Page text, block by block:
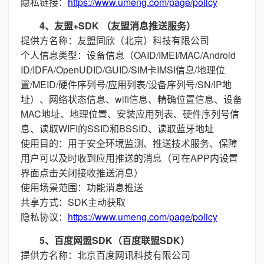
4、友盟+SDK （友盟消息推送服务）
提供方名称：友盟同欣（北京）科技有限公司
个人信息类型：设备信息（OAID/IMEI/MAC/Android
ID/IDFA/OpenUDID/GUID/SIM卡IMSI信息/地理位
置/MEID/硬件序列号/应用列表/设备序列号/SN/IP地
址）、网络状态信息、wifi信息、精确位置信息、设备
MAC地址、地理位置、安装应用列表、硬件序列号信
息、读取WIFI的SSID和BSSID、读取蓝牙地址
使用目的：用于安全环境监测、推送技术服务、保障
用户可以及时收到应用推送的消息（可在APP内设置
界面点击关闭接收推送消息）
使用场景范围：功能消息推送
共享方式：SDK主动获取
隐私协议： https://www.umeng.com/page/policy
5、百度网盟SDK（百度联盟SDK）
提供方名称：北京百度网讯科技有限公司